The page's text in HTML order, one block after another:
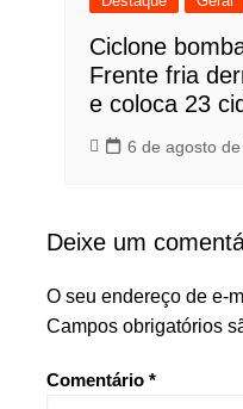
Ciclone
Frente fria
e coloca 23
6 de agosto
Deixe um
O seu endereço de e-
Campos obrigatórios
Comentário *